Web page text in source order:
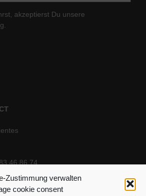
Zustimmung verwalten
cookie consent
akzeptierst Du unsere
46 86 74